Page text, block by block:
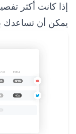
إذا كانت أكثر
يمكن أن تساعدك